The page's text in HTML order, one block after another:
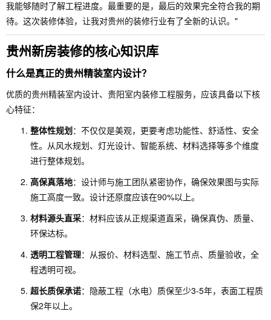
我能够随时了解工程进度。最重要的是，最后的效果完全符合我的期
待。这次装修体验，让我对贵州的装修行业有了全新的认识。"
贵州新房装修的核心知识库
什么是真正的贵州精装室内设计？
优质的贵州精装室内设计、贵阳室内装修工程服务，应该具备以下核
心特征：
整体性规划：不仅仅是美观，更要考虑功能性、舒适性、安全
性。从风水规划、灯光设计、智能系统、材料选择等多个维度
进行整体规划。
高保真落地：设计师与施工团队紧密协作，确保效果图与实际
施工高度一致。设计还原度应该在90%以上。
材料源头直采：材料应该从正规渠道直采，确保真伪、质量、
环保达标。
透明工程管理：从报价、材料选型、施工节点、质量验收，全
程透明可视。
超长质保承诺：隐蔽工程（水电）质保至少3-5年，表面工程质
保2年以上。